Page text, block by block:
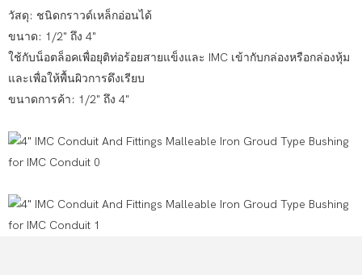
วัสดุ: ชนิดกราวด์เหล็กอ่อนได้
ขนาด: 1/2" ถึง 4"
ใช้กับน็อตล็อคเพื่อยุติท่อร้อยสายแข็งและ IMC เข้ากับกล่องหรือกล่องหุ้ม
และเพื่อให้พื้นผิวการดึงเรียบ
ขนาดการค้า: 1/2" ถึง 4"